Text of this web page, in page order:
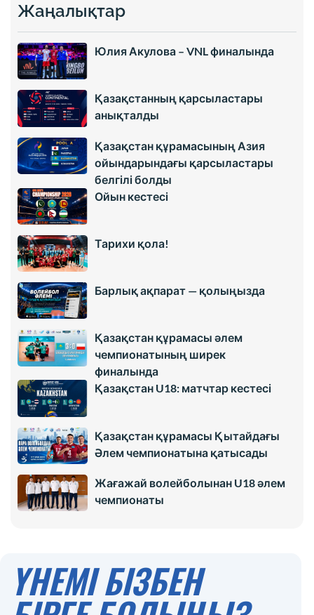
Жаңалықтар
Юлия Акулова – VNL финалында
Қазақстанның қарсыластары
анықталды
Қазақстан құрамасының Азия
ойындарындағы қарсыластары
белгілі болды
Ойын кестесі
Тарихи қола!
Барлық ақпарат — қолыңызда
Қазақстан құрамасы әлем
чемпионатының ширек
финалында
Қазақстан U18: матчтар кестесі
Қазақстан құрамасы Қытайдағы
Әлем чемпионатына қатысады
Жағажай волейболынан U18 әлем
чемпионаты
ҮНЕМІ БІЗБЕН